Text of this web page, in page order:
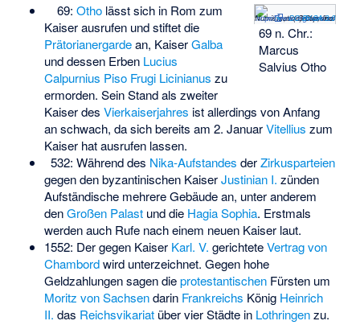
(c) Classical Numismatic Group, Inc.
http://www.cngcoins.com ,CC BY-SA 3.0
69 n. Chr.:
Marcus
Salvius Otho
69: Otholässt sich in Rom zum
Kaiser ausrufen und stiftet die
Prätorianergardean, KaiserGalba
und dessen Erben Lucius
Calpurnius Piso Frugi Licinianus zu
ermorden. Sein Stand als zweiter
Kaiser des Vierkaiserjahres ist allerdings von Anfang
an schwach, da sich bereits am 2. JanuarVitellius zum
Kaiser hat ausrufen lassen.
532: Während des Nika-Aufstandes derZirkusparteien
gegen den byzantinischen KaiserJustinian I. zünden
Aufständische mehrere Gebäude an, unter anderem
denGroßen Palastund die Hagia Sophia. Erstmals
werden auch Rufe nach einem neuen Kaiser laut.
1552: Der gegen Kaiser Karl. V. gerichteteVertrag von
Chambordwird unterzeichnet. Gegen hohe
Geldzahlungen sagen dieprotestantischenFürsten um
Moritz von Sachsendarin Frankreichs König Heinrich
II. das Reichsvikariatüber vier Städte in Lothringenzu.